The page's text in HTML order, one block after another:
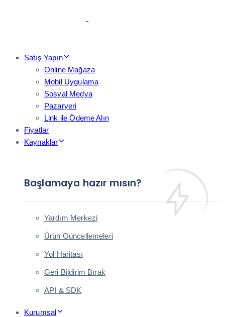
Skip
Satış Yapın
Online Mağaza
Mobil Uygulama
Sosyal Medya
Pazaryeri
Link ile Ödeme Alın
Fiyatlar
Kaynaklar
Başlamaya hazır mısın?
Yardım Merkezi
Ürün Güncellemeleri
Yol Haritası
Geri Bildirim Bırak
API & SDK
Kurumsal